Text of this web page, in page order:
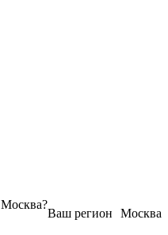
Москва
Ваш регион
Москва?